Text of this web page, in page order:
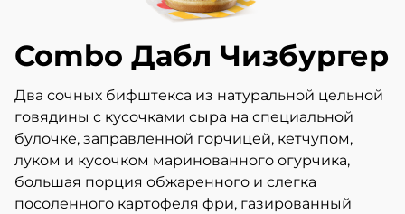
Combo Дабл Чизбургер
Два сочных бифштекса из натуральной цельной
говядины с кусочками сыра на специальной
булочке, заправленной горчицей, кетчупом,
луком и кусочком маринованного огурчика,
большая порция обжаренного и слегка
посоленного картофеля фри, газированный